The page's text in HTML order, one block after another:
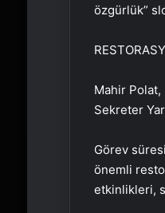
özgürlük”
Mahir Polat,
Sekreter
Görev
önemli
etkinlikleri,